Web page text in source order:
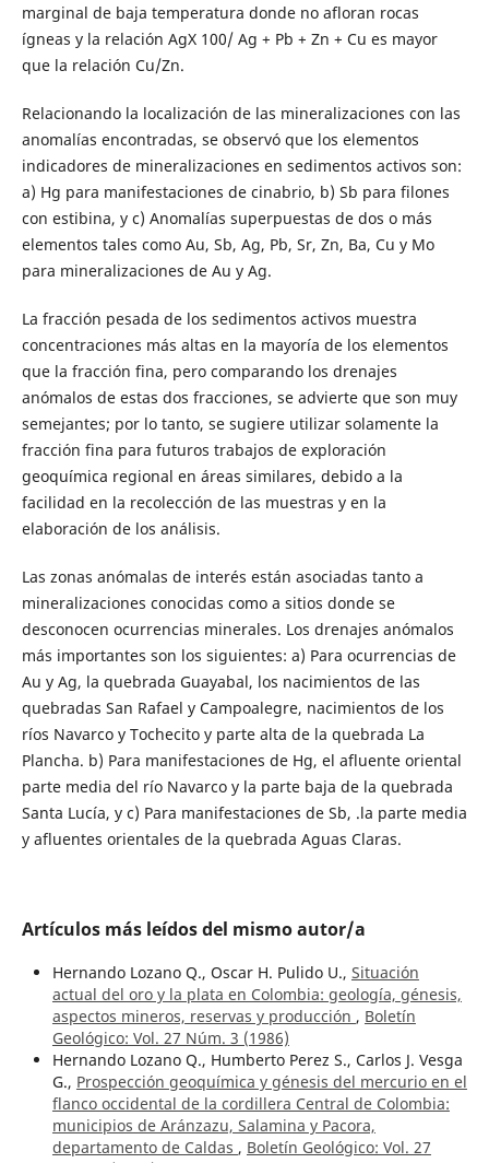
marginal de baja temperatura donde no afloran rocas
ígneas y la relación AgX 100/ Ag + Pb + Zn + Cu es mayor
que la relación Cu/Zn.
Relacionando la localización de las mineralizaciones con las
anomalías encontradas, se observó que los elementos
indicadores de mineralizaciones en sedimentos activos son:
a) Hg para manifestaciones de cinabrio, b) Sb para filones
con estibina, y c) Anomalías superpuestas de dos o más
elementos tales como Au, Sb, Ag, Pb, Sr, Zn, Ba, Cu y Mo
para mineralizaciones de Au y Ag.
La fracción pesada de los sedimentos activos muestra
concentraciones más altas en la mayoría de los elementos
que la fracción fina, pero comparando los drenajes
anómalos de estas dos fracciones, se advierte que son muy
semejantes; por lo tanto, se sugiere utilizar solamente la
fracción fina para futuros trabajos de exploración
geoquímica regional en áreas similares, debido a la
facilidad en la recolección de las muestras y en la
elaboración de los análisis.
Las zonas anómalas de interés están asociadas tanto a
mineralizaciones conocidas como a sitios donde se
desconocen ocurrencias minerales. Los drenajes anómalos
más importantes son los siguientes: a) Para ocurrencias de
Au y Ag, la quebrada Guayabal, los nacimientos de las
quebradas San Rafael y Campoalegre, nacimientos de los
ríos Navarco y Tochecito y parte alta de la quebrada La
Plancha. b) Para manifestaciones de Hg, el afluente oriental
parte media del río Navarco y la parte baja de la quebrada
Santa Lucía, y c) Para manifestaciones de Sb, .la parte media
y afluentes orientales de la quebrada Aguas Claras.
Artículos más leídos del mismo autor/a
Hernando Lozano Q., Oscar H. Pulido U., Situación
actual del oro y la plata en Colombia: geología, génesis,
aspectos mineros, reservas y producción , Boletín
Geológico: Vol. 27 Núm. 3 (1986)
Hernando Lozano Q., Humberto Perez S., Carlos J. Vesga
G., Prospección geoquímica y génesis del mercurio en el
flanco occidental de la cordillera Central de Colombia:
municipios de Aránzazu, Salamina y Pacora,
departamento de Caldas , Boletín Geológico: Vol. 27